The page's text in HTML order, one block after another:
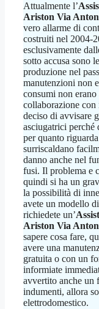
Attualmente l’
Ariston Via
vero allarme di
costruiti nel 2004-
esclusivamente
sotto accusa sono
produzione nel
manutenzioni non
consumi non
collaborazione
deciso di avvisare
asciugatrici perché
per quanto
surriscaldano
danno anche nel
fusi. Il problema e
quindi si ha un
la possibilità di
avete un modello
richiedete un’
Ariston Via
sapere cosa fare,
avere una
gratuita o con un
informiate
avvertito anche un
indumenti, allora
elettrodomestico.